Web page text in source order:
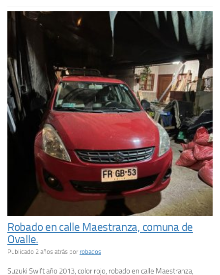
Robado en calle Maestranza, comuna de
Ovalle.
Publicado 2 años atrás por robados
Suzuki Swift año 2013, color rojo, robado en calle Maestranza,